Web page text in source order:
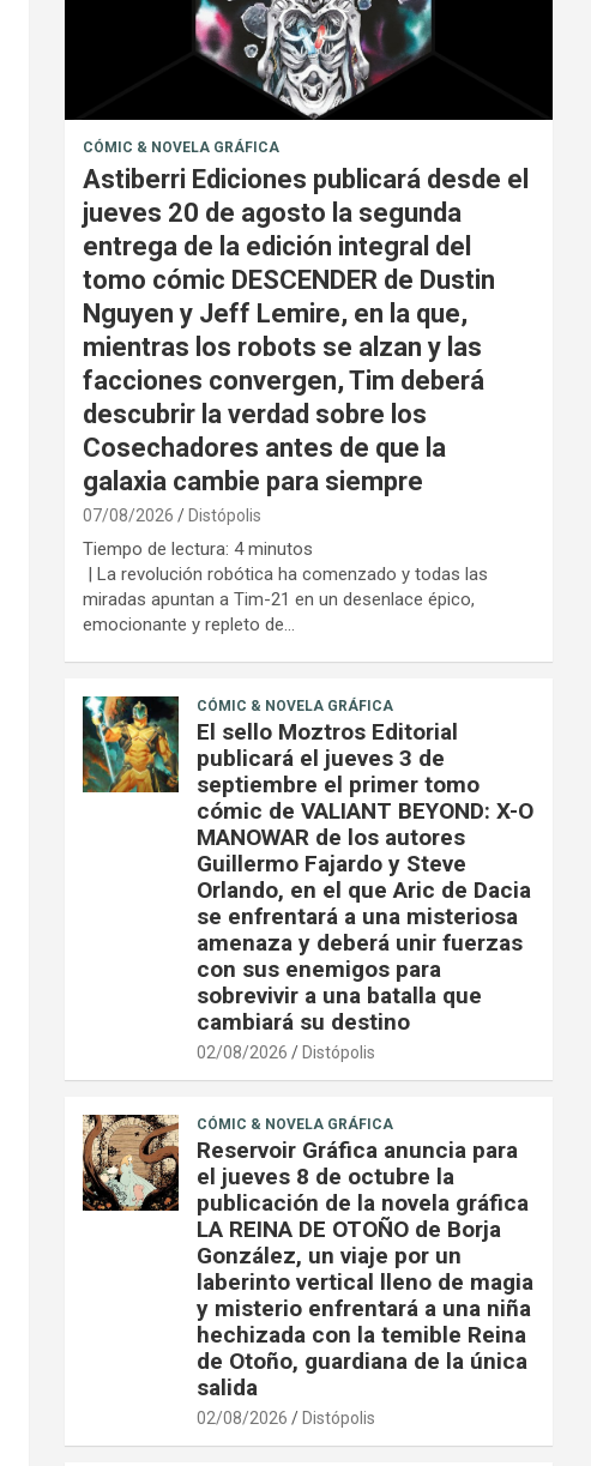
CÓMIC & NOVELA GRÁFICA
Astiberri Ediciones publicará desde el
jueves 20 de agosto la segunda
entrega de la edición integral del
tomo cómic DESCENDER de Dustin
Nguyen y Jeff Lemire, en la que,
mientras los robots se alzan y las
facciones convergen, Tim deberá
descubrir la verdad sobre los
Cosechadores antes de que la
galaxia cambie para siempre
07/08/2026 Distópolis
Tiempo de lectura: 4 minutos
| La revolución robótica ha comenzado y todas las
miradas apuntan a Tim-21 en un desenlace épico,
emocionante y repleto de…
CÓMIC & NOVELA GRÁFICA
El sello Moztros Editorial
publicará el jueves 3 de
septiembre el primer tomo
cómic de VALIANT BEYOND: X-O
MANOWAR de los autores
Guillermo Fajardo y Steve
Orlando, en el que Aric de Dacia
se enfrentará a una misteriosa
amenaza y deberá unir fuerzas
con sus enemigos para
sobrevivir a una batalla que
cambiará su destino
02/08/2026 Distópolis
CÓMIC & NOVELA GRÁFICA
Reservoir Gráfica anuncia para
el jueves 8 de octubre la
publicación de la novela gráfica
LA REINA DE OTOÑO de Borja
González, un viaje por un
laberinto vertical lleno de magia
y misterio enfrentará a una niña
hechizada con la temible Reina
de Otoño, guardiana de la única
salida
02/08/2026 Distópolis